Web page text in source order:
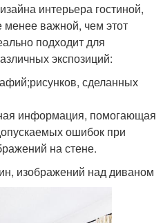
интерьера гостиной,
менее важной, чем этот
подходит для
экспозиций:
сделанных
информация, помогающая
ошибок при
на стене.
изображений над диваном